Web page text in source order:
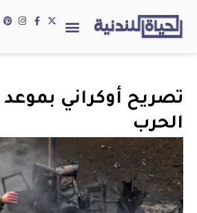
تصريح أوكراني بموعد
الحرب